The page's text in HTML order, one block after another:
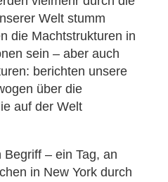
Welt stumm
die Machtstrukturen in
sein – aber auch
berichten unsere
über die
auf der Welt
– ein Tag, an
in New York durch